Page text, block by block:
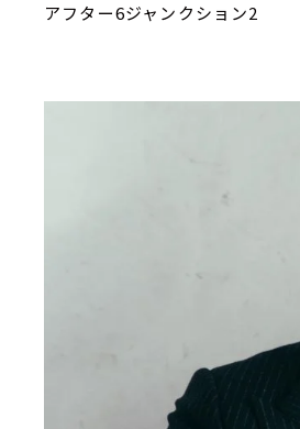
アフター6ジャンクション2